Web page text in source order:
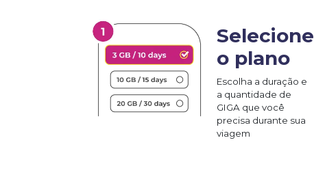
Selecione
o plano
Escolha a duração e
a quantidade de
GIGA que você
precisa durante sua
viagem